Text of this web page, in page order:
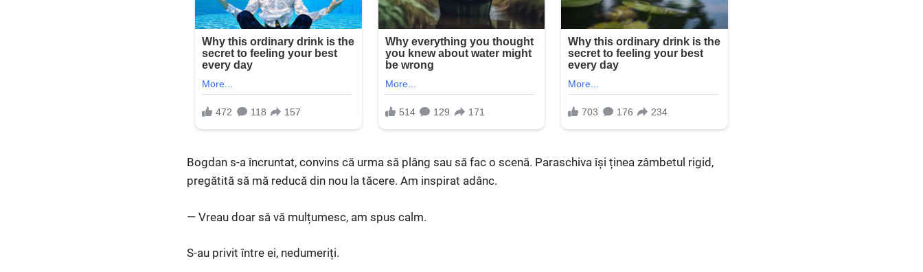
Bogdan s-a încruntat, convins că urma să plâng sau să fac o scenă. Paraschiva își ținea zâmbetul rigid,
pregătită să mă reducă din nou la tăcere. Am inspirat adânc.
— Vreau doar să vă mulțumesc, am spus calm.
S-au privit între ei, nedumeriți.